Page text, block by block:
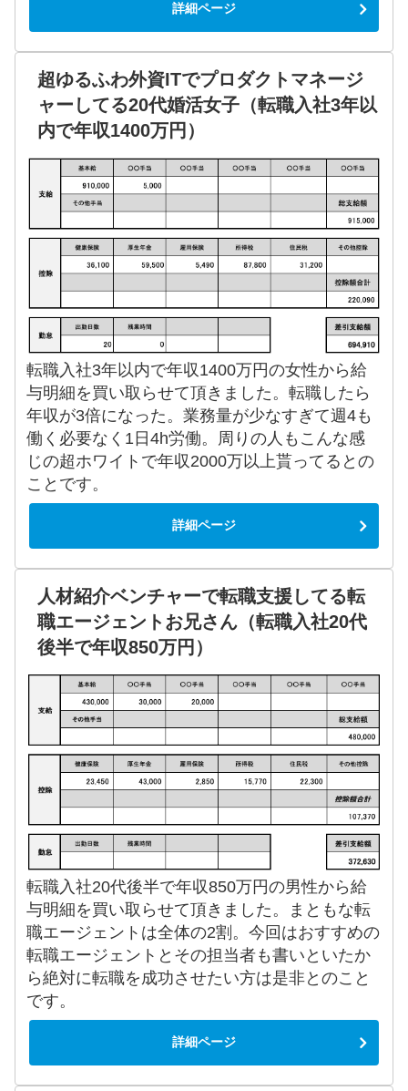
詳細ページ
超ゆるふわ外資ITでプロダクトマネージ
ャーしてる20代婚活女子（転職入社3年以
内で年収1400万円）
転職入社3年以内で年収1400万円の女性から給
与明細を買い取らせて頂きました。転職したら
年収が3倍になった。業務量が少なすぎて週4も
働く必要なく1日4h労働。周りの人もこんな感
じの超ホワイトで年収2000万以上貰ってるとの
ことです。
詳細ページ
人材紹介ベンチャーで転職支援してる転
職エージェントお兄さん（転職入社20代
後半で年収850万円）
転職入社20代後半で年収850万円の男性から給
与明細を買い取らせて頂きました。まともな転
職エージェントは全体の2割。今回はおすすめの
転職エージェントとその担当者も書いといたか
ら絶対に転職を成功させたい方は是非とのこと
です。
詳細ページ